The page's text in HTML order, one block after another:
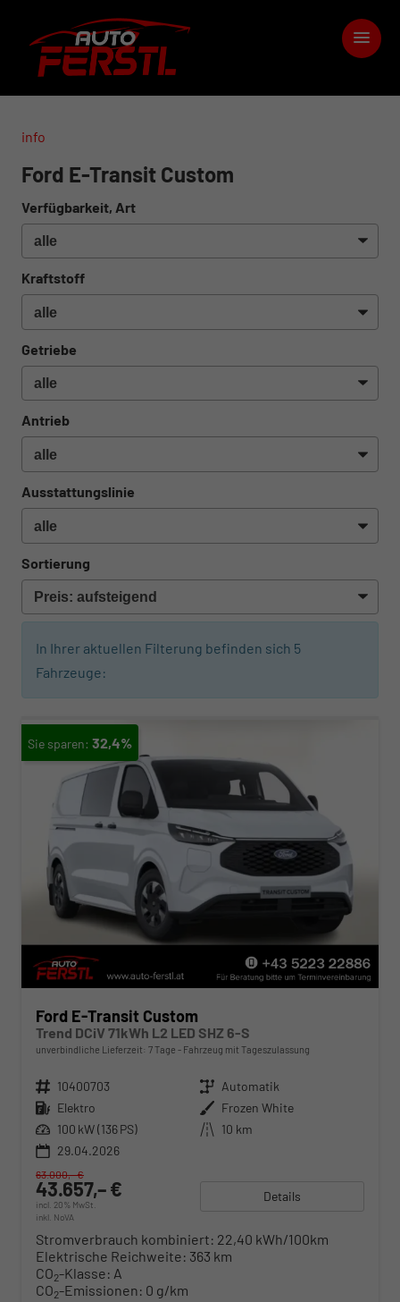
info
Ford E-Transit Custom
Verfügbarkeit, Art
Kraftstoff
Getriebe
Antrieb
Ausstattungslinie
Sortierung
In Ihrer aktuellen Filterung befinden sich 5
Fahrzeuge:
32,4%
Ford E-Transit Custom
Trend DCiV 71kWh L2 LED SHZ 6-S
unverbindliche Lieferzeit: 7 Tage Fahrzeug mit Tageszulassung
Fahrzeugnr. 10400703 Getriebe Automatik
Kraftstoff Elektro Außenfarbe Frozen White
Leistung 100 kW (136 PS) Kilometerstand 10 km
29.04.2026
43.657,– €
incl. 20% MwSt.
inkl. NoVA
63.000,– €
Details
Stromverbrauch kombiniert: 22,40 kWh/100km
Elektrische Reichweite: 363 km
CO2-Klasse: A
CO2-Emissionen: 0 g/km